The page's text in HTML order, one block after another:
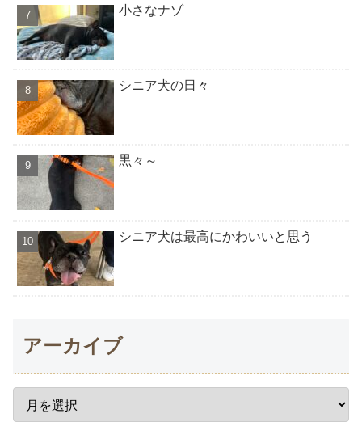
小さなナゾ
シニア犬の日々
黒々～
シニア犬は最高にかわいいと思う
アーカイブ